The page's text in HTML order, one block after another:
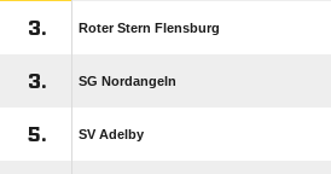
3. Roter Stern Flensburg
3. SG Nordangeln
5. SV Adelby